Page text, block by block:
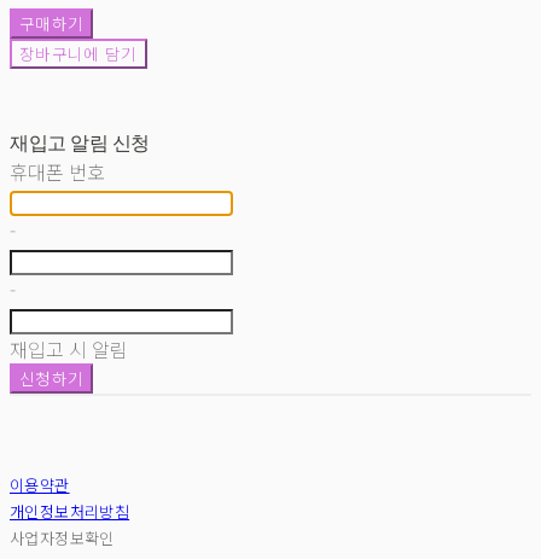
구매하기
장바구니에 담기
재입고 알림 신청
휴대폰 번호
-
-
재입고 시 알림
신청하기
이용약관
개인정보처리방침
사업자정보확인